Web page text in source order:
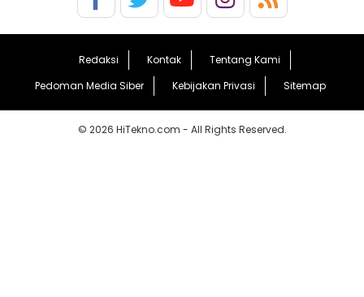
Redaksi Kontak
Tentang Kami
Pedoman Media Siber
Kebijakan Privasi Sitemap
© 2026 HiTekno.com - All Rights Reserved.